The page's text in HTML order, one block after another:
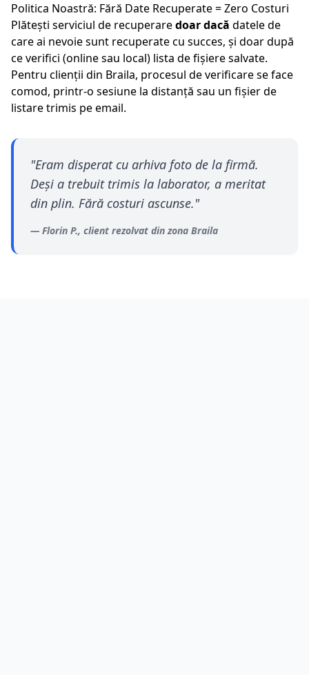
Politica Noastră: Fără Date Recuperate = Zero Costuri
Plătești serviciul de recuperaredoar dacă datele de
care ai nevoie sunt recuperate cu succes, și doar după
ce verifici (online sau local) lista de fișiere salvate.
Pentru clienții din Braila, procesul de verificare se face
comod, printr-o sesiune la distanță sau un fișier de
listare trimis pe email.
"Eram disperat cu arhiva foto de la firmă.
Deși a trebuit trimis la laborator, a meritat
din plin. Fără costuri ascunse."
— Florin P., client rezolvat din zona Braila